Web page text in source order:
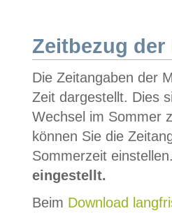
Zeitbezug der
Die Zeitangaben der
Zeit dargestellt. Dies
Wechsel im Sommer
können Sie die
Sommerzeit
eingestellt.
Beim Download